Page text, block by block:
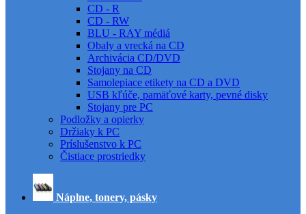
CD - R
CD - RW
BLU - RAY médiá
Obaly a vrecká na CD
Archivácia CD/DVD
Stojany na CD
Samolepiace etikety na CD a DVD
USB kľúče, pamäťové karty, pevné disky
Stojany pre PC
Podložky a opierky
Držiaky k PC
Príslušenstvo k PC
Čistiace prostriedky
Náplne, tonery, pásky